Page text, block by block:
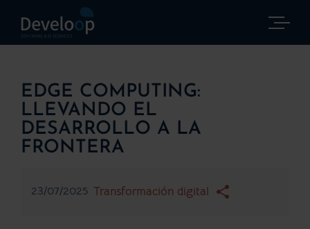
EDGE COMPUTING:
LLEVANDO EL
DESARROLLO A LA
FRONTERA
23/07/2025 Transformación digital